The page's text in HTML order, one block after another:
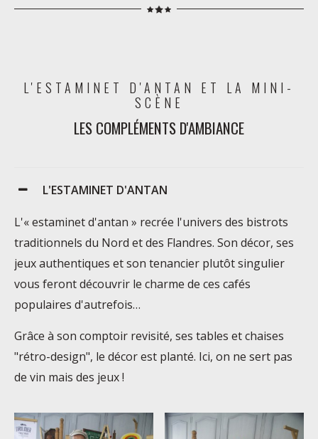
L'ESTAMINET D'ANTAN ET LA MINI-
SCÈNE
LES COMPLÉMENTS D'AMBIANCE
L'ESTAMINET D'ANTAN
L'« estaminet d'antan » recrée l'univers des bistrots
traditionnels du Nord et des Flandres. Son décor, ses
jeux authentiques et son tenancier plutôt singulier
vous feront découvrir le charme de ces cafés
populaires d'autrefois…
Grâce à son comptoir revisité, ses tables et chaises
"rétro-design", le décor est planté. Ici, on ne sert pas
de vin mais des jeux !